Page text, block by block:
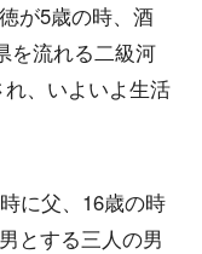
が5歳の時、酒
を流れる二級河
、いよいよ生活
に父、16歳の時
とする三人の男